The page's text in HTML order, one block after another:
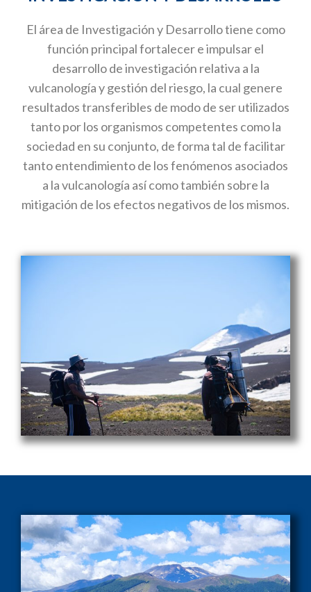
El área de Investigación y Desarrollo tiene como
función principal fortalecer e impulsar el
desarrollo de investigación relativa a la
vulcanología y gestión del riesgo, la cual genere
resultados transferibles de modo de ser utilizados
tanto por los organismos competentes como la
sociedad en su conjunto, de forma tal de facilitar
tanto entendimiento de los fenómenos asociados
a la vulcanología así como también sobre la
mitigación de los efectos negativos de los mismos.